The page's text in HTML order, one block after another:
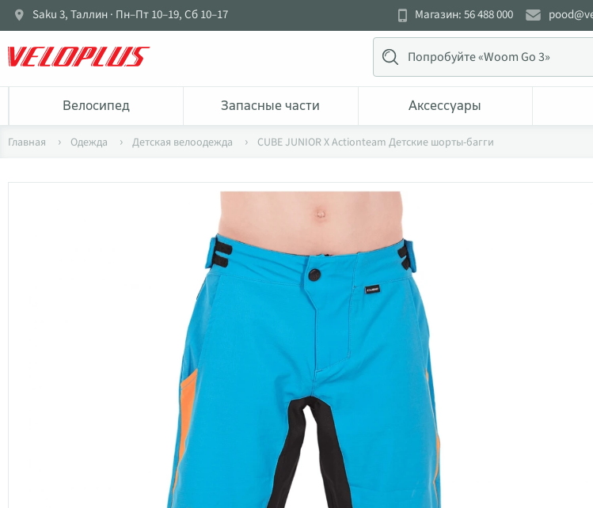
Saku 3, Таллин · Пн–Пт 10–19, Сб 10–17 Магазин: 56 488 000
Bелосипед Запасные части Аксессуары
Главная Одежда Детская велоодежда CUBE JUNIOR X Actionteam Детские шорты-багги